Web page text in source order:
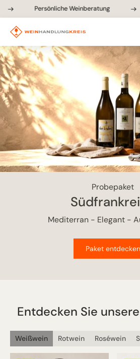
Persönliche Weinberatung
Probepaket
Mediterran - Elegant -
Paket entdecken
Entdecken Sie
Weißwein Rotwein Roséwein